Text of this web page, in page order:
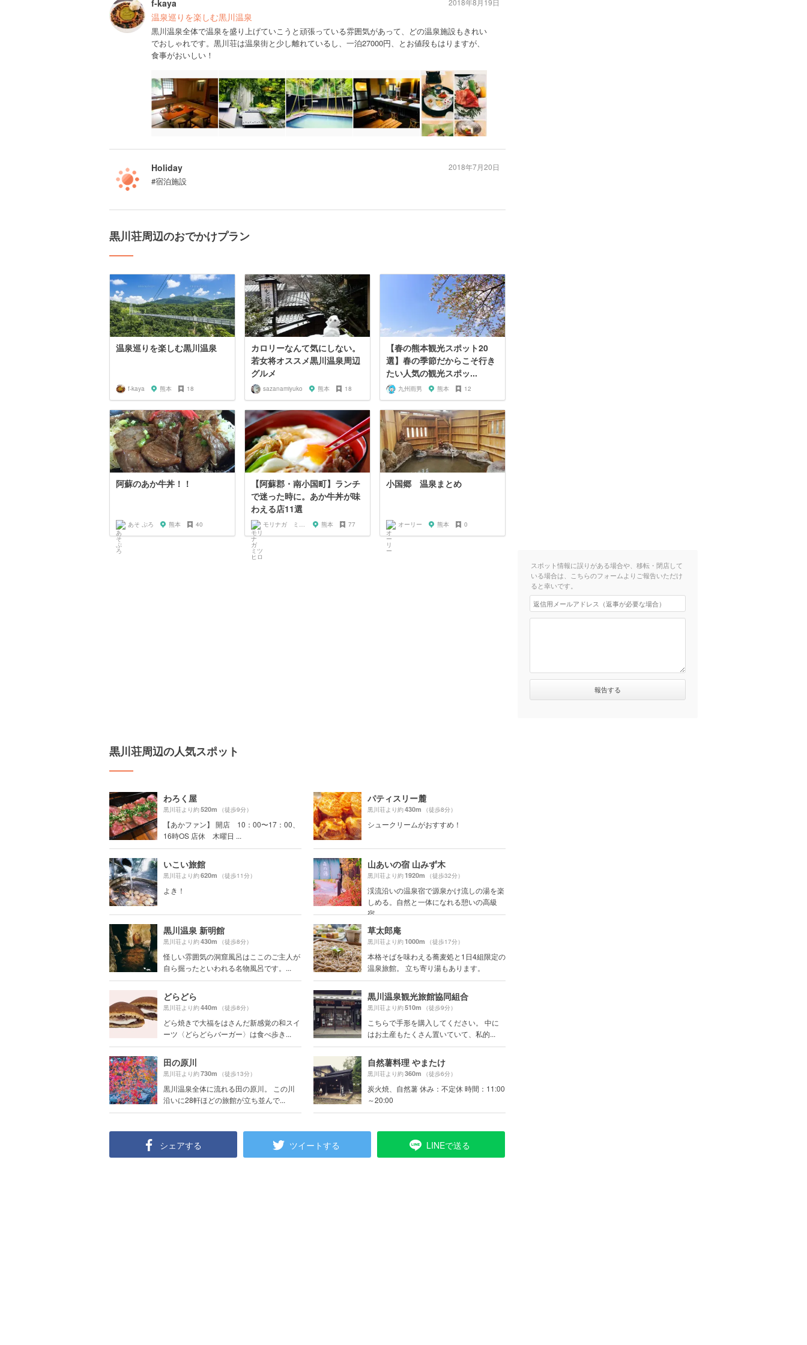
f-kaya
温泉巡りを楽しむ黒川温泉
黒川温泉全体で温泉を盛り上げていこうと頑張っている雰囲気があって、どの温泉施設もきれい
でおしゃれです。黒川荘は温泉街と少し離れているし、一泊27000円、とお値段もはりますが、
食事がおいしい！
2018年8月19日
Holiday
#宿泊施設
2018年7月20日
黒川荘周辺のおでかけプラン
温泉巡りを楽しむ黒川温泉
f-kaya 熊本 18
カロリーなんて気にしない。
若女将オススメ黒川温泉周辺
グルメ
sazanamiyuko 熊本 18
【春の熊本観光スポット20
選】春の季節だからこそ行き
たい人気の観光スポッ...
九州雨男 熊本 12
阿蘇のあか牛丼！！
あそ ぷろ 熊本 40
【阿蘇郡・南小国町】ランチ
で迷った時に。あか牛丼が味
わえる店11選
モリナガ ミツヒロ 熊本 77
小国郷 温泉まとめ
オーリー 熊本 0
黒川荘周辺の人気スポット
わろく屋
黒川荘より約520m （徒歩9分）
【あかファン】 開店 10：00〜17：00、
16時OS 店休 木曜日 ...
パティスリー麓
黒川荘より約430m （徒歩8分）
シュークリームがおすすめ！
いこい旅館
黒川荘より約620m （徒歩11分）
よき！
山あいの宿 山みず木
黒川荘より約1920m （徒歩32分）
渓流沿いの温泉宿で源泉かけ流しの湯を楽
しめる。自然と一体になれる憩いの高級
宿。
黒川温泉 新明館
黒川荘より約430m （徒歩8分）
怪しい雰囲気の洞窟風呂はここのご主人が
自ら掘ったといわれる名物風呂です。...
草太郎庵
黒川荘より約1000m （徒歩17分）
本格そばを味わえる蕎麦処と1日4組限定の
温泉旅館。 立ち寄り湯もあります。
どらどら
黒川荘より約440m （徒歩8分）
どら焼きで大福をはさんだ新感覚の和スイ
ーツ〈どらどらバーガー〉は食べ歩き...
黒川温泉観光旅館協同組合
黒川荘より約510m （徒歩9分）
こちらで手形を購入してください。 中に
はお土産もたくさん置いていて、私的...
田の原川
黒川荘より約730m （徒歩13分）
黒川温泉全体に流れる田の原川。 この川
沿いに28軒ほどの旅館が立ち並んで...
自然薯料理 やまたけ
黒川荘より約360m （徒歩6分）
炭火焼、自然薯 休み：不定休 時間：11:00
～20:00
シェアする ツイートする LINEで送る
スポット情報に誤りがある場合や、移転・閉店して
いる場合は、こちらのフォームよりご報告いただけ
ると幸いです。